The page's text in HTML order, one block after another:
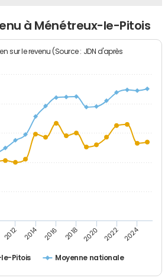
à Ménétreux-le-Pitois
sur le revenu (Source : JDN d'après
le-Pitois Moyenne nationale
2012 2014 2016 2018 2020 2022 2024